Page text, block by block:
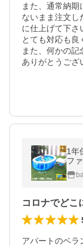
また、通常納
ないまま注文し
に仕上げて下さ
とても対応も良
また、何かの記
ありがとうござ
1年
フ
宅
料
コロナでど
アパートのベラ